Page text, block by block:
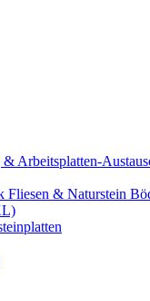
Arbeitsplatten-
Fliesen & Naturstein